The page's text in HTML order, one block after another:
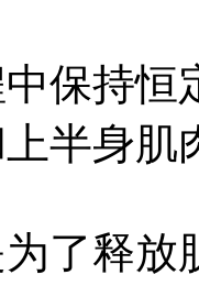
持恒
半身肌
释放